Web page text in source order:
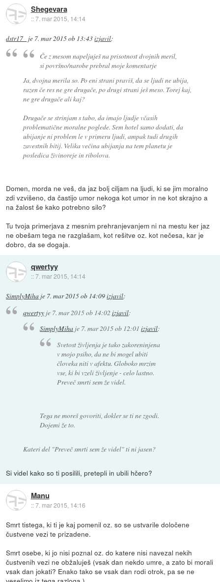
Shegevara
::7. mar 2015, 14:14
dstr17_ je 7. mar 2015 ob 13:43izjavil:
Če z mesom napeljuješ na prisotnost dvojnih meril,
si površno/narobe prebral moje komentarje
Ja, dvojna merila so. Po eni strani praviš, da se ljudi ne ubija,
razen če res ne gre drugače, po drugi strani ješ meso. Torej kaj,
ne gre drugače ali kaj?
Drugače se strinjam s tabo, da imajo ljudje včasih
problematične moralne poglede. Sem hotel samo dodati, da
ubijanje ni problem le v primeru ljudi, ampak tudi drugih
zavestnih bitij. Velika večina ubijanja na tem planetu je
posledica živinoreje in ribolova.
Domen, morda ne veš, da jaz bolj ciljam na ljudi, ki se jim moralno
zdi vzvišeno, da častijo umor nekoga kot umor in ne kot skrajno a
na žalost še kako potrebno silo?
Tu tvoja primerjava z mesnim prehranjevanjem ni na mestu ker jaz
ne obešam tega ne razglašam, kot rešitve oz. kot nečesa, kar je
dobro, da se dogaja.
qwertyy
::7. mar 2015, 14:14
SimplyMiha je 7. mar 2015 ob 14:09izjavil:
qwertyyje 7. mar 2015 ob 14:02 izjavil:
SimplyMiha je 7. mar 2015 ob 12:01 izjavil:
Svetost življenja je tako zakoreninjena
v mojo psiho, da ne bi mogel ubiti
človeka niti v afektu. Globoko mrzim
vse, ki bi vzeli življenje - celo lastno.
Preveč smrti sem že videl.
Tega ne moreš govoriti, dokler se ti ne zgodi.
Dojemi že to.
Kateri del "Preveč smrti sem že videl" ti ni jasen?
Si videl kako so ti posilili, pretepli in ubili hčero?
Manu
::7. mar 2015, 14:16
Smrt tistega, ki ti je kaj pomenil oz. so se ustvarile določene
čustvene vezi te prizadene.
Smrt osebe, ki jo nisi poznal oz. do katere nisi navezal nekih
čustvenih vezi ne obžaluješ (vsak dan nekdo umre, a zato bi morali
vsak dan jokati? Enako tako se vsak dan rodi otrok, pa se ne